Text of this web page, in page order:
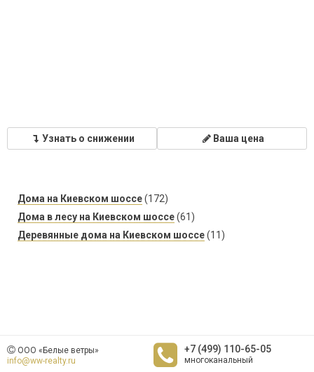
Узнать о снижении Ваша цена
Дома на Киевском шоссе(172)
Дома в лесу на Киевском шоссе(61)
Деревянные дома на Киевском шоссе(11)
ООО «Белые ветры»
info@ww-realty.ru
+7 (499) 110-65-05
многоканальный